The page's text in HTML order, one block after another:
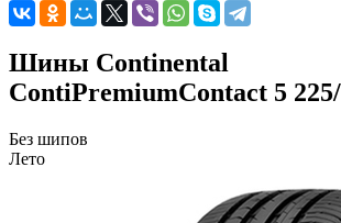
Шины Continental
ContiPremiumContact 5
Без шипов
Лето